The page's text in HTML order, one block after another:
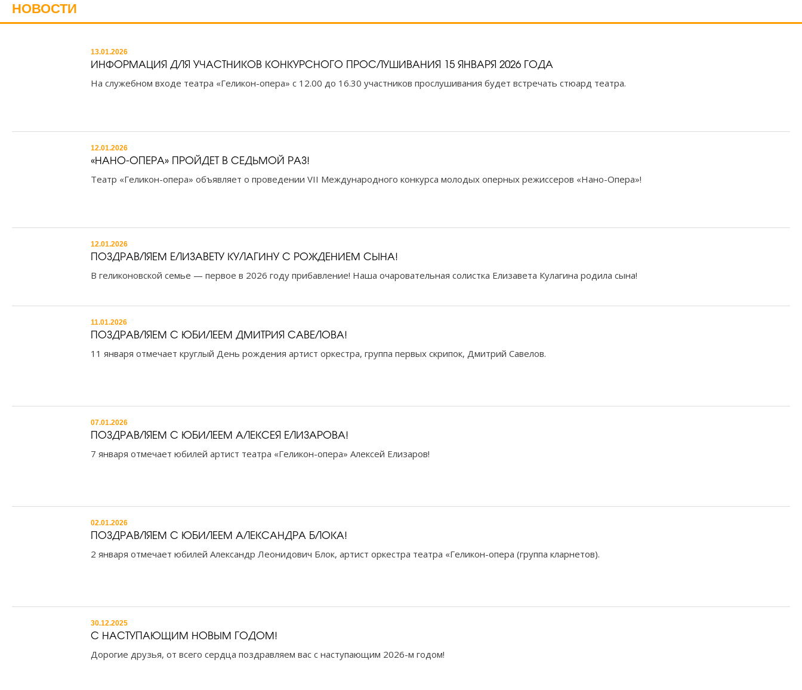
НОВОСТИ
13.01.2026
ИНФОРМАЦИЯ ДЛЯ УЧАСТНИКОВ КОНКУРСНОГО ПРОСЛУШИВАНИЯ 15 ЯНВАРЯ 2026 ГОДА
На служебном входе театра «Геликон-опера» с 12.00 до 16.30 участников прослушивания будет встречать стюард театра.
12.01.2026
«НАНО-ОПЕРА» ПРОЙДЕТ В СЕДЬМОЙ РАЗ!
Театр «Геликон-опера» объявляет о проведении VII Международного конкурса молодых оперных режиссеров «Нано-Опера»!
12.01.2026
ПОЗДРАВЛЯЕМ ЕЛИЗАВЕТУ КУЛАГИНУ С РОЖДЕНИЕМ СЫНА!
В геликоновской семье — первое в 2026 году прибавление! Наша очаровательная солистка Елизавета Кулагина родила сына!
11.01.2026
ПОЗДРАВЛЯЕМ С ЮБИЛЕЕМ ДМИТРИЯ САВЕЛОВА!
11 января отмечает круглый День рождения артист оркестра, группа первых скрипок, Дмитрий Савелов.
07.01.2026
ПОЗДРАВЛЯЕМ С ЮБИЛЕЕМ АЛЕКСЕЯ ЕЛИЗАРОВА!
7 января отмечает юбилей артист театра «Геликон-опера» Алексей Елизаров!
02.01.2026
ПОЗДРАВЛЯЕМ С ЮБИЛЕЕМ АЛЕКСАНДРА БЛОКА!
2 января отмечает юбилей Александр Леонидович Блок, артист оркестра театра «Геликон-опера (группа кларнетов).
30.12.2025
С НАСТУПАЮЩИМ НОВЫМ ГОДОМ!
Дорогие друзья, от всего сердца поздравляем вас с наступающим 2026-м годом!